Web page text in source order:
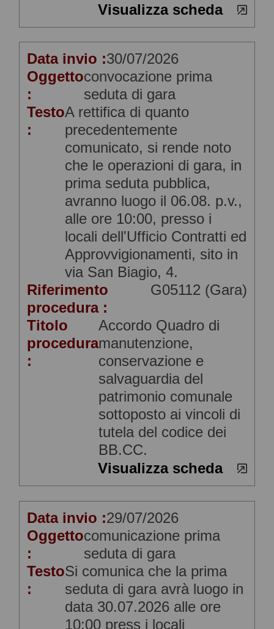
Visualizza scheda
Data invio :30/07/2026
Oggetto
:
convocazione prima
seduta di gara
Testo
:
A rettifica di quanto
precedentemente
comunicato, si rende noto
che le operazioni di gara, in
prima seduta pubblica,
avranno luogo il 06.08. p.v.,
alle ore 10:00, presso i
locali dell'Ufficio Contratti ed
Approvvigionamenti, sito in
via San Biagio, 4.
Riferimento
procedura :
G05112 (Gara)
Titolo
procedura
:
Accordo Quadro di
manutenzione,
conservazione e
salvaguardia del
patrimonio comunale
sottoposto ai vincoli di
tutela del codice dei
BB.CC.
Visualizza scheda
Data invio :29/07/2026
Oggetto
:
comunicazione prima
seduta di gara
Testo
:
Si comunica che la prima
seduta di gara avrà luogo in
data 30.07.2026 alle ore
10:00 press i locali